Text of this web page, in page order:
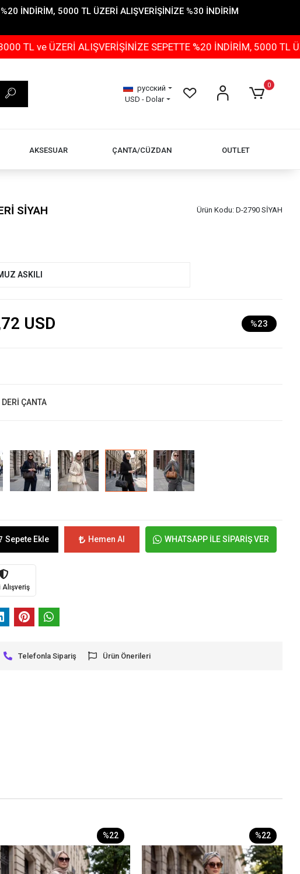
İNDİRİM, 5000 TL ÜZERİ ALIŞVERİŞİNİZE %30 İNDİRİM
ALIŞVERİŞİNİZE SEPETTE %20 İNDİRİM, 5000 TL ÜZERİ
русский
USD - Dolar
0
AKSESUAR ÇANTA/CÜZDAN OUTLET
SİYAH Ürün Kodu: D-2790 SİYAH
ASKILI
USD %23
ÇANTA
Sepete Ekle Hemen Al WHATSAPP İLE SİPARİŞ VER
Alışveriş
Telefonla Sipariş Ürün Önerileri
%22 %22